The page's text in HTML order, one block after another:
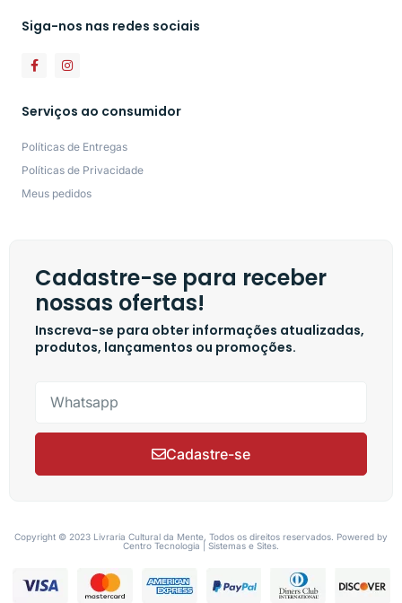
Siga-nos nas redes sociais
Serviços ao consumidor
Políticas de Entregas
Políticas de Privacidade
Meus pedidos
Cadastre-se para receber
nossas ofertas!
Inscreva-se para obter informações atualizadas,
produtos, lançamentos ou promoções.
Cadastre-se
Copyright © 2023 Livraria Cultural da Mente, Todos os direitos reservados. Powered by
Centro Tecnologia | Sistemas e Sites.